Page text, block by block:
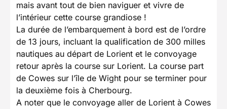
mais avant tout de bien naviguer et vivre de
l’intérieur cette course grandiose !
La durée de l’embarquement à bord est de l’ordre
de 13 jours, incluant la qualification de 300 milles
nautiques au départ de Lorient et le convoyage
retour après la course sur Lorient. La course part
de Cowes sur l’île de Wight pour se terminer pour
la deuxième fois à Cherbourg.
A noter que le convoyage aller de Lorient à Cowes